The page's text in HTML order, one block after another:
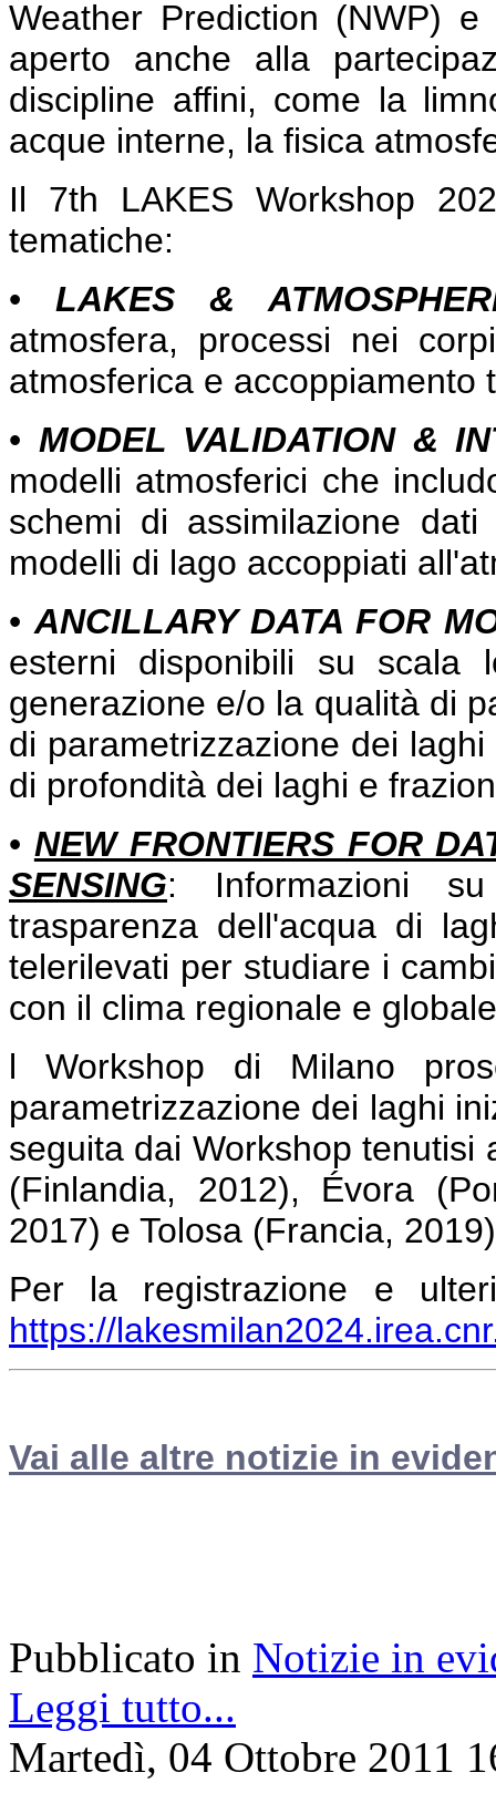
Weather Prediction (NWP)
aperto anche alla
discipline affini, come la
acque interne, la fisica
Il 7th LAKES Workshop
tematiche:
• LAKES &
atmosfera, processi nei
atmosferica e accoppiamento
• MODEL VALIDATION &
modelli atmosferici che
schemi di assimilazione
modelli di lago accoppiati
• ANCILLARY DATA FOR
esterni disponibili su scala
generazione e/o la qualità di
di parametrizzazione dei
di profondità dei laghi e
• NEW FRONTIERS FOR
SENSING: Informazioni
trasparenza dell'acqua di
telerilevati per studiare i
con il clima regionale e
l Workshop di Milano
parametrizzazione dei laghi
seguita dai Workshop tenutisi
(Finlandia, 2012), Évora
2017) e Tolosa (Francia,
Per la registrazione e
https://
Vai alle altre notizie in
Pubblicato in Notizie in
Leggi tutto...
Martedì, 04 Ottobre 2011